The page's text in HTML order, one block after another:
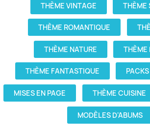
THÈME VINTAGE THÈME
THÈME ROMANTIQUE
THÈME NATURE THÈME
THÈME FANTASTIQUE
MISES EN PAGE THÈME CUISINE
MODÈLES D'ABUMS